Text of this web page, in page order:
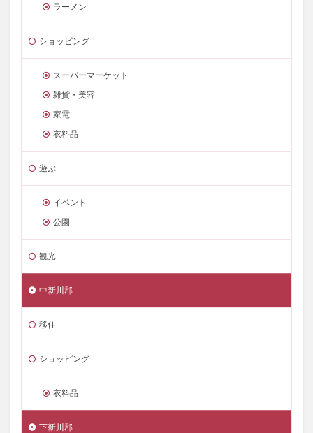
ラーメン
ショッピング
スーパーマーケット
雑貨・美容
家電
衣料品
遊ぶ
イベント
公園
観光
中新川郡
移住
ショッピング
衣料品
下新川郡